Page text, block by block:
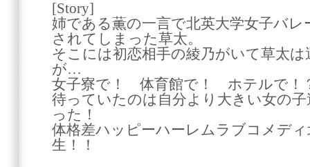
[Story]
姉である薫の一言で北英大学女子バ
されてしまった草太。
そこには初恋相手の綾乃がいて草太
が…
女子寮で！ 体育館で！ ホテルで
待っていたのは自分より大きい女の
った！
体格差ハッピーハーレムラブコメデ
生！！